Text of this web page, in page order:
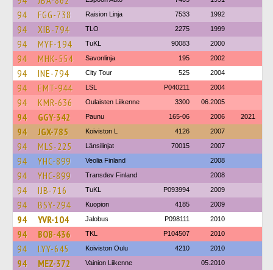
94 FGG-738 Raision Linja 7533 1992
94 XIB-794 TLO 2275 1999
94 MYF-194 TuKL 90083 2000
94 MHK-554 Savonlinja 195 2002
94 INE-794 City Tour 525 2004
94 EMT-944 LSL P040211 2004
94 KMR-636 Oulaisten Liikenne 3300 06.2005
94 GGY-342 Paunu 165-06 2006 2021
94 JGX-785 Koiviston L 4126 2007
94 MLS-225 Länsilinjat 70015 2007
94 YHC-899 Veolia Finland 2008
94 YHC-899 Transdev Finland 2008
94 IJB-716 TuKL P093994 2009
94 BSY-294 Kuopion 4185 2009
94 YVR-104 Jalobus P098111 2010
94 BOB-436 TKL P104507 2010
94 LYY-645 Koiviston Oulu 4210 2010
94 MEZ-372 Vainion Liikenne 05.2010